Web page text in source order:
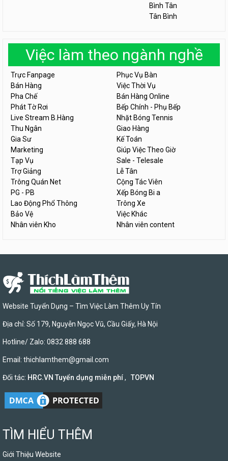
Bình Tân
Tân Bình
Việc làm theo ngành nghề
Trực Fanpage
Phục Vụ Bàn
Bán Hàng
Việc Thời Vụ
Pha Chế
Bán Hàng Online
Phát Tờ Rơi
Bếp Chính - Phụ Bếp
Live Stream B.Hàng
Nhặt Bóng Tennis
Thu Ngân
Giao Hàng
Gia Sư
Kế Toán
Marketing
Giúp Việc Theo Giờ
Tạp Vụ
Sale - Telesale
Trợ Giảng
Lễ Tân
Trông Quán Net
Cộng Tác Viên
PG - PB
Xếp Bóng Bi a
Lao Động Phổ Thông
Trông Xe
Bảo Vệ
Việc Khác
Nhân viên Kho
Nhân viên content
Website Tuyển Dụng – Tìm Việc Làm Thêm Uy Tín
Địa chỉ: Số 179, Nguyễn Ngọc Vũ, Cầu Giấy, Hà Nội
Hotline/ Zalo: 0832 888 688
Email: thichlamthem@gmail.com
Đối tác: HRC.VN Tuyển dụng miễn phí, TOPVN
TÌM HIỂU THÊM
Giới Thiệu Website